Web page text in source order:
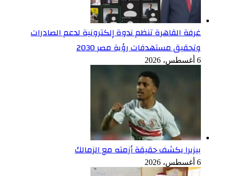
غرفة القاهرة تنظم ندوة إلكترونية لدعم الصادرات
وتحقيق مستهدفات رؤية مصر 2030
6 أغسطس، 2026
بيزيرا يكشف حقيقة أزمته مع الزمالك
6 أغسطس، 2026